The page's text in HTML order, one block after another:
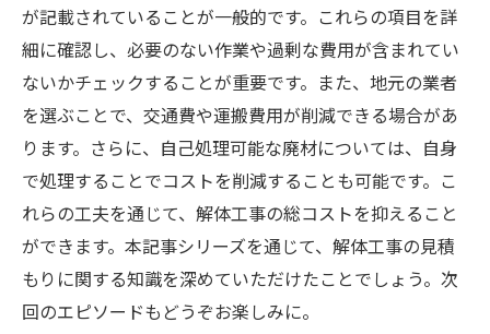
が記載されていることが一般的です。これらの項目を詳
細に確認し、必要のない作業や過剰な費用が含まれてい
ないかチェックすることが重要です。また、地元の業者
を選ぶことで、交通費や運搬費用が削減できる場合があ
ります。さらに、自己処理可能な廃材については、自身
で処理することでコストを削減することも可能です。こ
れらの工夫を通じて、解体工事の総コストを抑えること
ができます。本記事シリーズを通じて、解体工事の見積
もりに関する知識を深めていただけたことでしょう。次
回のエピソードもどうぞお楽しみに。